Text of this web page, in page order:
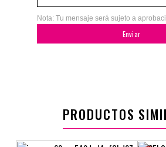
Nota: Tu mensaje será sujeto a
Enviar
PRODUCTOS